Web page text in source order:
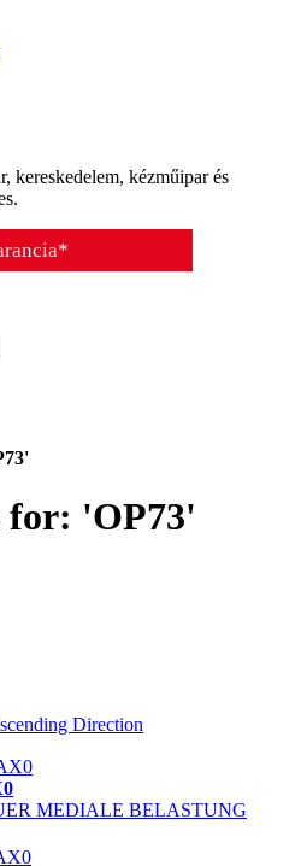
kereskedelem, kézműipar és
for: 'OP73'
Direction
MEDIALE BELASTUNG